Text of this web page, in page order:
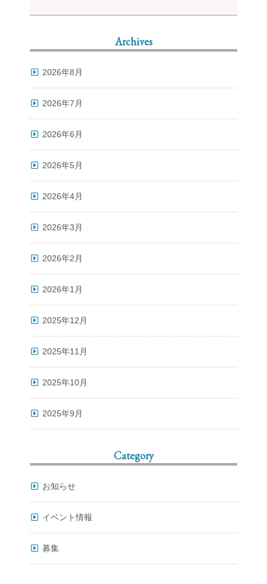
Archives
2026年8月
2026年7月
2026年6月
2026年5月
2026年4月
2026年3月
2026年2月
2026年1月
2025年12月
2025年11月
2025年10月
2025年9月
Category
お知らせ
イベント情報
募集